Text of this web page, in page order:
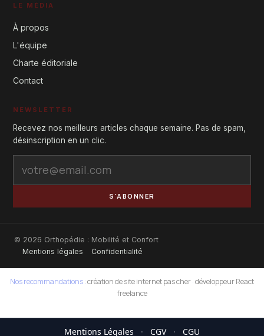
LE MÉDIA
À propos
L'équipe
Charte éditoriale
Contact
NEWSLETTER
Recevez nos meilleurs articles chaque semaine. Pas de spam,
désinscription en un clic.
S'ABONNER
© 2026 Orthopédie : Mobilité et Confort
Mentions légales
Confidentialité
Nos recommandations :création de site internet pas cher·développeur React
freelance
Mentions Légales · CGV · CGU